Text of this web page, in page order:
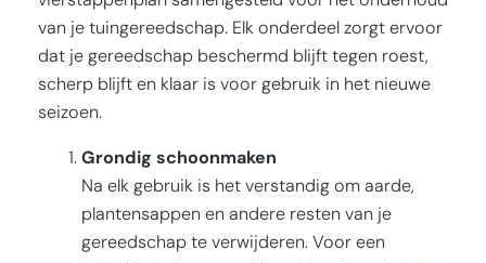
van je tuingereedschap. Elk onderdeel zorgt ervoor
dat je gereedschap beschermd blijft tegen roest,
scherp blijft en klaar is voor gebruik in het nieuwe
seizoen.
Grondig schoonmaken
Na elk gebruik is het verstandig om aarde,
plantensappen en andere resten van je
gereedschap te verwijderen. Voor een